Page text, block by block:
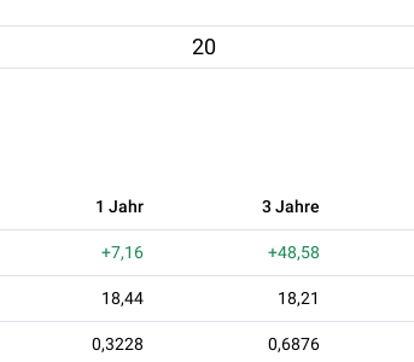
20
1 Jahr 3 Jahre
+7,16 +48,58
18,44 18,21
0,3228 0,6876